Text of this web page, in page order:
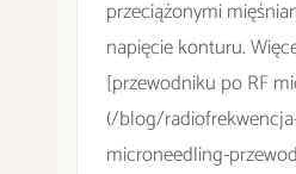
przeciążonymi
napięcie konturu.
[przewodniku po RF
(/blog/
microneedling-